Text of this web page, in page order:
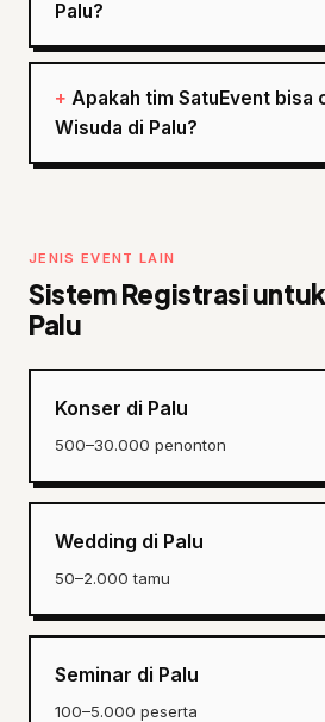
Palu?
Apakah tim SatuEvent bisa
Wisuda di Palu?
JENIS EVENT LAIN
Sistem Registrasi
Palu
Konser di Palu
500–30.000 penonton
Wedding di Palu
50–2.000 tamu
Seminar di Palu
100–5.000 peserta